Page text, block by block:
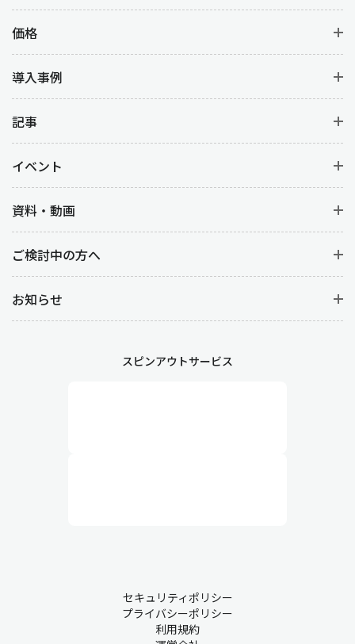
価格
導入事例
記事
イベント
資料・動画
ご検討中の方へ
お知らせ
スピンアウトサービス
セキュリティポリシー
プライバシーポリシー
利用規約